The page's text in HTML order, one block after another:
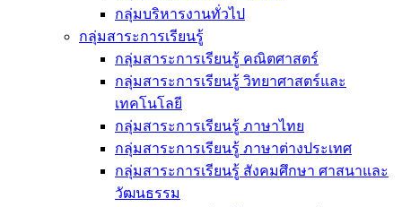
กลุ่มบริหารงานทั่วไป
กลุ่มสาระการเรียนรู้
กลุ่มสาระการเรียนรู้ คณิตศาสตร์
กลุ่มสาระการเรียนรู้ วิทยาศาสตร์และ
เทคโนโลยี
กลุ่มสาระการเรียนรู้ ภาษาไทย
กลุ่มสาระการเรียนรู้ ภาษาต่างประเทศ
กลุ่มสาระการเรียนรู้ สังคมศึกษา ศาสนาและ
วัฒนธรรม